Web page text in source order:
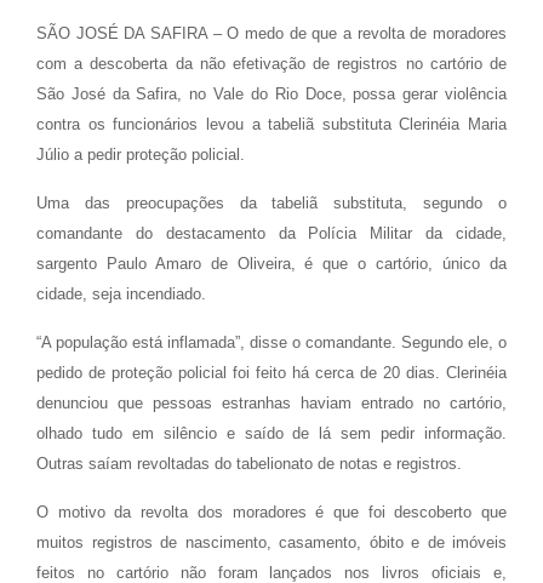
SÃO JOSÉ DA SAFIRA – O medo de que a revolta de moradores
com a descoberta da não efetivação de registros no cartório de
São José da Safira, no Vale do Rio Doce, possa gerar violência
contra os funcionários levou a tabeliã substituta Clerinéia Maria
Júlio a pedir proteção policial.
Uma das preocupações da tabeliã substituta, segundo o
comandante do destacamento da Polícia Militar da cidade,
sargento Paulo Amaro de Oliveira, é que o cartório, único da
cidade, seja incendiado.
“A população está inflamada”, disse o comandante. Segundo ele, o
pedido de proteção policial foi feito há cerca de 20 dias. Clerinéia
denunciou que pessoas estranhas haviam entrado no cartório,
olhado tudo em silêncio e saído de lá sem pedir informação.
Outras saíam revoltadas do tabelionato de notas e registros.
O motivo da revolta dos moradores é que foi descoberto que
muitos registros de nascimento, casamento, óbito e de imóveis
feitos no cartório não foram lançados nos livros oficiais e,